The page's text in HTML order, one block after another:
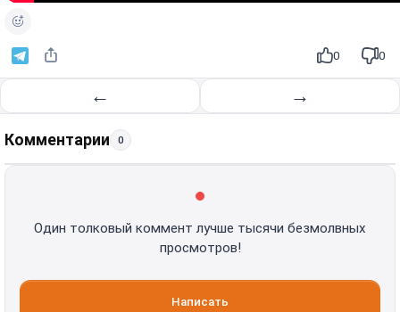
0 0
← →
Комментарии 0
Один толковый коммент лучше тысячи безмолвных
просмотров!
Написать